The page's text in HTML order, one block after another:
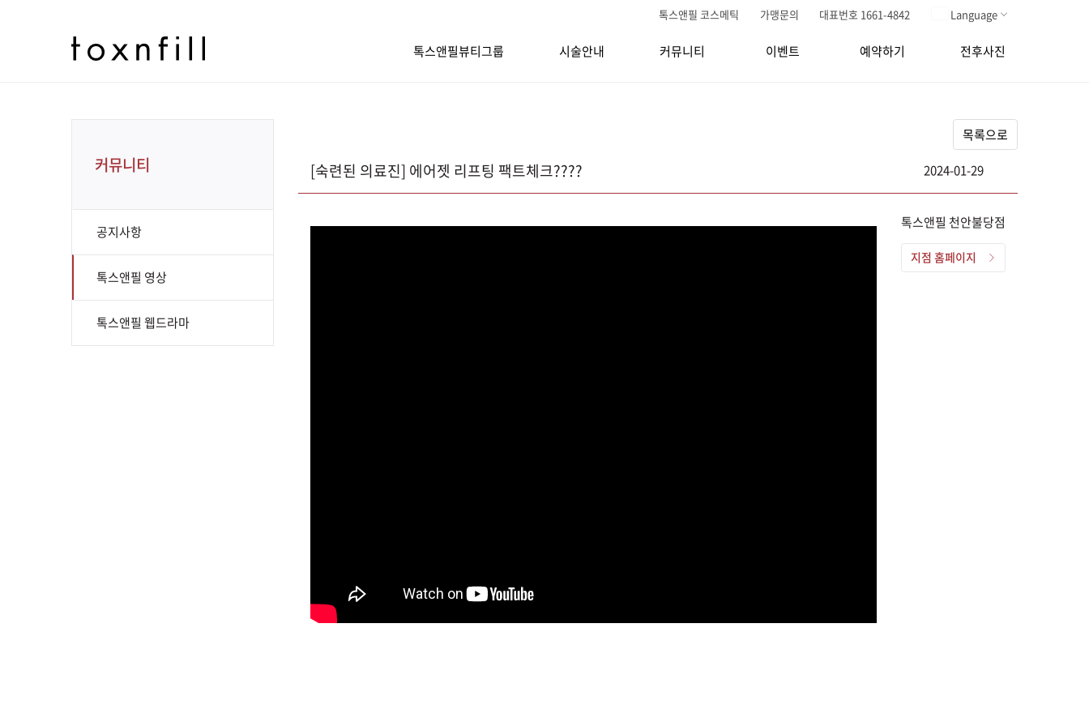
톡스앤필 코스메틱 가맹문의 대표번호 1661-4842 Language
톡스앤필뷰티그룹 시술안내 커뮤니티 이벤트 예약하기 전후사진
커뮤니티
공지사항
톡스앤필 영상
톡스앤필 웹드라마
목록으로
[숙련된 의료진] 에어젯 리프팅 팩트체크???? 2024-01-29
톡스앤필 천안불당점
지점 홈페이지